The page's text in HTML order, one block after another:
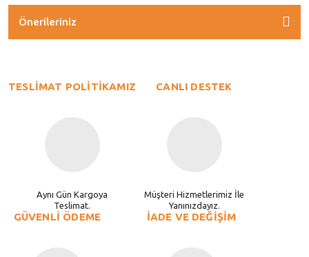
Önerileriniz
TESLİMAT POLİTİKAMIZ
Aynı Gün Kargoya
Teslimat.
CANLI DESTEK
Müşteri Hizmetlerimiz İle
Yanınızdayız.
GÜVENLİ ÖDEME İADE VE DEĞİŞİM